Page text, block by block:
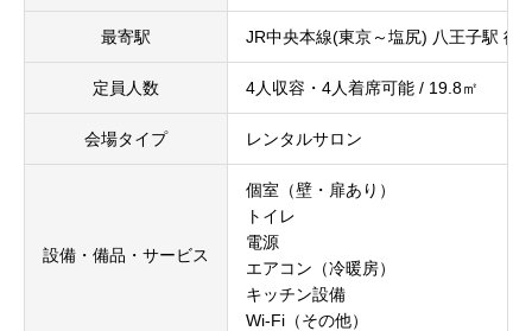
最寄駅 JR中央本線(東京～塩尻) 八王子駅 徒
定員人数 4人収容・4人着席可能 / 19.8㎡
会場タイプ レンタルサロン
設備・備品・サービス
個室（壁・扉あり）
トイレ
電源
エアコン（冷暖房）
キッチン設備
Wi-Fi（その他）